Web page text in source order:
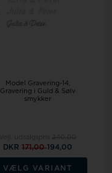
Model Gravering-14
Gravering i Guld & Sølv
smykker
DKR171,00194,00
VÆLG VARIANT